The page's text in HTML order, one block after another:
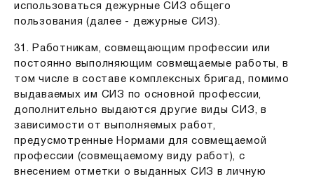
использоваться дежурные СИЗ общего
пользования (далее - дежурные СИЗ).
31. Работникам, совмещающим профессии или
постоянно выполняющим совмещаемые работы, в
том числе в составе комплексных бригад, помимо
выдаваемых им СИЗ по основной профессии,
дополнительно выдаются другие виды СИЗ, в
зависимости от выполняемых работ,
предусмотренные Нормами для совмещаемой
профессии (совмещаемому виду работ), с
внесением отметки о выданных СИЗ в личную